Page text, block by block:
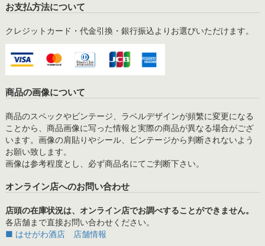
お支払方法について
クレジットカード・代金引換・銀行振込よりお選びいただけます。
商品の画像について
商品のスペックやビンテージ、ラベルデザインが頻繁に変更になる
ことから、商品画像に写った情報と実際の商品が異なる場合がござ
います。画像の肩貼りやシール、ビンテージから判断されないよう
お願い致します。
画像は参考程度とし、必ず商品名にてご判断下さい。
オンライン店へのお問い合わせ
店頭の在庫状況は、オンライン店でお調べすることができません。
各店舗まで直接お問い合わせください。
■ はせがわ酒店 店舗情報